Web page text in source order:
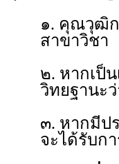
๑. คุณวุฒิก
สาขาวิชา
๒. หากเป็
วิทยฐานะ
๓. หากมีป
จะได้รับก